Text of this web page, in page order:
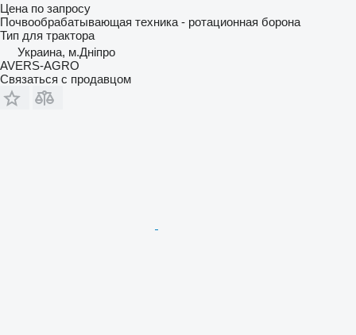
Цена по запросу
Почвообрабатывающая техника - ротационная борона
Тип для трактора
Украина, м.Дніпро
AVERS-AGRO
Связаться с продавцом